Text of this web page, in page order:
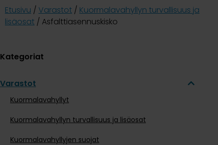
Etusivu / Varastot / Kuormalavahyllyn turvallisuus ja
lisäosat / Asfalttiasennuskisko
Kategoriat
Varastot
Kuormalavahyllyt
Kuormalavahyllyn turvallisuus ja lisäosat
Kuormalavahyllyjen suojat